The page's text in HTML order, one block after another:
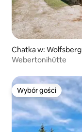
Chatka w: Wolfsberg
Webertonihütte
Wybór gości
Wybór gości